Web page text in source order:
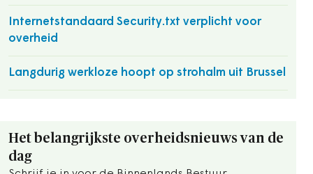
Internetstandaard Security.txt verplicht voor
overheid
Langdurig werkloze hoopt op strohalm uit Brussel
Het belangrijkste overheidsnieuws van de
dag